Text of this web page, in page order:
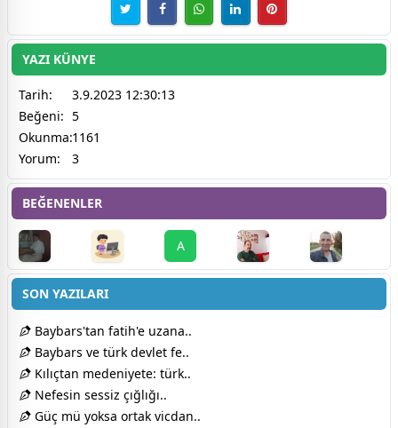
YAZI KÜNYE
Tarih:
3.9.2023 12:30:13
Beğeni: 5
Okunma:1161
Yorum:
3
BEĞENENLER
A
SON YAZILARI
Baybars'tan fatih'e uzana..
Baybars ve türk devlet fe..
Kılıçtan medeniyete: türk..
Nefesin sessiz çığlığı..
Güç mü yoksa ortak vicdan..